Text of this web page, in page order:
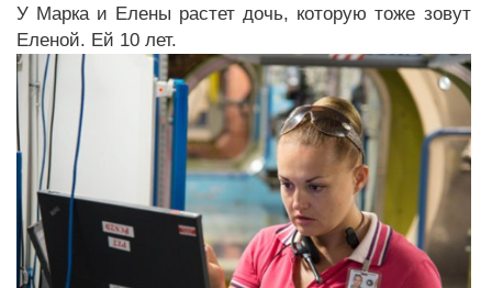
У Марка и Елены растет дочь, которую тоже зовут
Еленой. Ей 10 лет.